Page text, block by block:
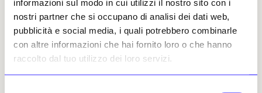
informazioni sul modo in cui utilizzi il nostro sito con i
nostri partner che si occupano di analisi dei dati web,
pubblicità e social media, i quali potrebbero combinarle
con altre informazioni che hai fornito loro o che hanno
raccolto dal tuo utilizzo dei loro servizi.
mentre una enorme palma (opera dei due
geniali scultori Lorenzo e Giovanni Battista
Palombo) sembra squassata dal vento.
Lusinghe e ipocrisie, normalmente non